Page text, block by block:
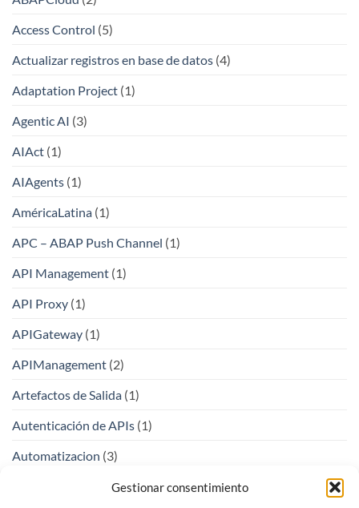
Gestionar consentimiento
Access Control (5)
Actualizar registros en base de datos (4)
Adaptation Project (1)
Agentic AI (3)
AIAct (1)
AIAgents (1)
AméricaLatina (1)
APC – ABAP Push Channel (1)
API Management (1)
API Proxy (1)
APIGateway (1)
APIManagement (2)
Artefactos de Salida (1)
Autenticación de APIs (1)
Automatizacion (3)
Automatización de Procesos(1)